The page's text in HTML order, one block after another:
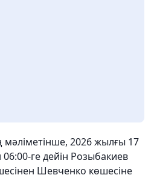
мәліметінше, 2026 жылғы 17
06:00-ге дейін Розыбакиев
Шевченко көшесіне